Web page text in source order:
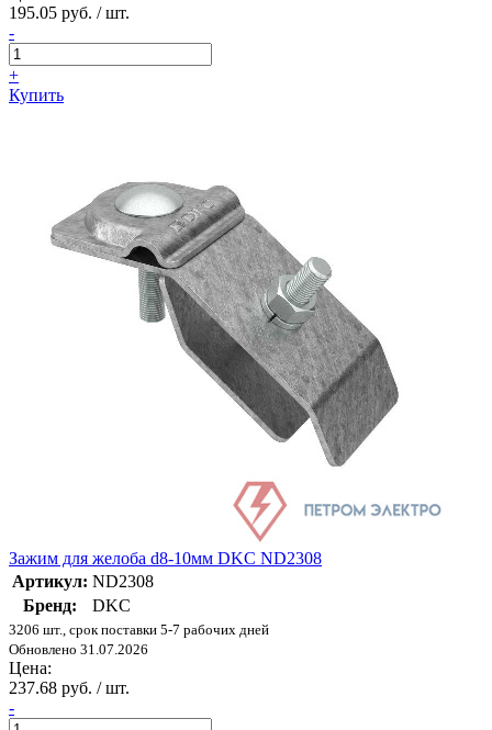
195.05 руб. / шт.
-
+
Купить
Зажим для желоба d8-10мм DKC ND2308
Артикул: ND2308
Бренд:
DKC
3206 шт., срок поставки 5-7 рабочих дней
Обновлено 31.07.2026
Цена:
237.68 руб. / шт.
-